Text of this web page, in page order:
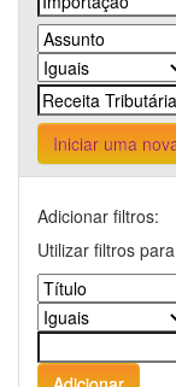
Iniciar uma
Adicionar filtros:
Utilizar filtros